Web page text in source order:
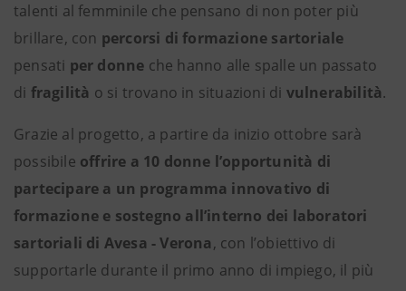
talenti al femminile che pensano di non poter più
brillare, con percorsi di formazione sartoriale
pensati per donne che hanno alle spalle un passato
di fragilità o si trovano in situazioni di vulnerabilità.
Grazie al progetto, a partire da inizio ottobre sarà
possibile offrire a 10 donne l’opportunità di
partecipare a un programma innovativo di
formazione e sostegno all’interno dei laboratori
sartoriali di Avesa - Verona, con l’obiettivo di
supportarle durante il primo anno di impiego, il più